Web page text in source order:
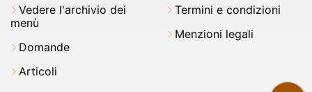
Vedere l'archivio dei
menù
Domande
Articoli
Termini e condizioni
Menzioni legali